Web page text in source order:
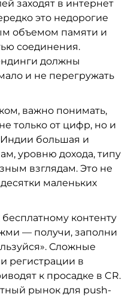
заходят в интернет
это недорогие
объемом памяти и
соединения.
должны
и не перегружать
важно понимать,
только от цифр, но и
Индии большая и
уровню дохода, типу
взглядам. Это не
маленьких
контенту
— получи, заполни
Сложные
регистрации в
к просадке в CR.
рынок для push-